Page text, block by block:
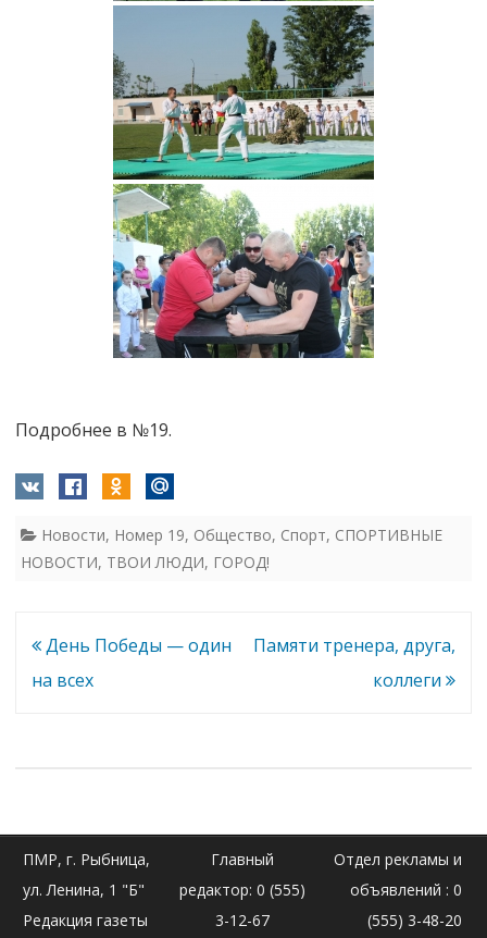
Подробнее в №19.
Новости, Номер 19, Общество, Спорт, СПОРТИВНЫЕ
НОВОСТИ, ТВОИ ЛЮДИ, ГОРОД!
Навигация
по
День Победы — один
на всех
Памяти тренера, друга,
коллеги
ПМР, г. Рыбница,
ул. Ленина, 1 "Б"
Редакция газеты
Главный
редактор: 0 (555)
3-12-67
Отдел рекламы и
объявлений : 0
(555) 3-48-20